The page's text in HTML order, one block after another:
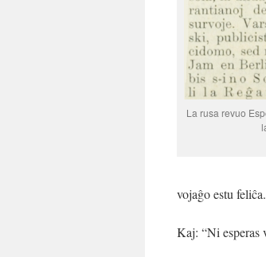
La rusa revuo
vojaĝo estu feliĉa.
Kaj: “Ni esperas